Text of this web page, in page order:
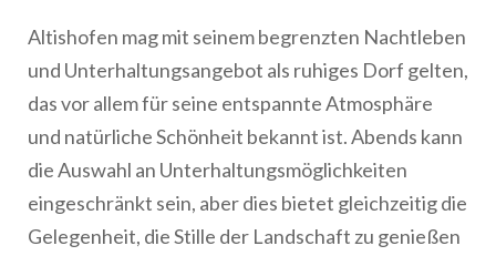
Altishofen mag mit seinem begrenzten Nachtleben
und Unterhaltungsangebot als ruhiges Dorf gelten,
das vor allem für seine entspannte Atmosphäre
und natürliche Schönheit bekannt ist. Abends kann
die Auswahl an Unterhaltungsmöglichkeiten
eingeschränkt sein, aber dies bietet gleichzeitig die
Gelegenheit, die Stille der Landschaft zu genießen